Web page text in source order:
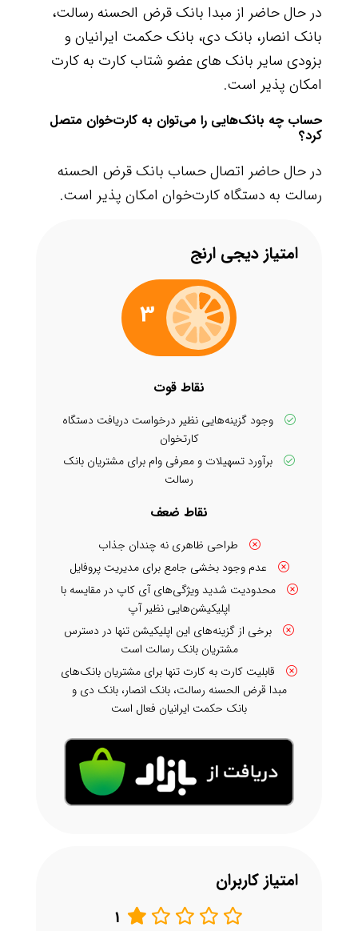
در حال حاضر از مبدا بانک قرض الحسنه رسالت،
بانک انصار، بانک دی، بانک حکمت ایرانیان و
بزودی سایر بانک های عضو شتاب کارت به کارت
امکان پذیر است.
حساب چه بانک‌هایی را می‌توان به کارت‌خوان متصل
کرد؟
در حال حاضر اتصال حساب بانک قرض الحسنه
رسالت به دستگاه کارت‌خوان امکان پذیر است.
امتیاز دیجی ارنج
3
نقاط قوت
وجود گزینه‌هایی نظیر درخواست دریافت دستگاه
کارتخوان
برآورد تسهیلات و معرفی وام برای مشتریان بانک
رسالت
نقاط ضعف
طراحی ظاهری نه چندان جذاب
عدم وجود بخشی جامع برای مدیریت پروفایل
محدودیت شدید ویژگی‌های آی کاپ در مقایسه با
اپلیکیشن‌هایی نظیر آپ
برخی از گزینه‌های این اپلیکیشن تنها در دسترس
مشتریان بانک رسالت است
قابلیت کارت به کارت تنها برای مشتریان بانک‌های
مبدا قرض الحسنه رسالت، بانک انصار، بانک دی و
بانک حکمت ایرانیان فعال است
امتیاز کاربران
1